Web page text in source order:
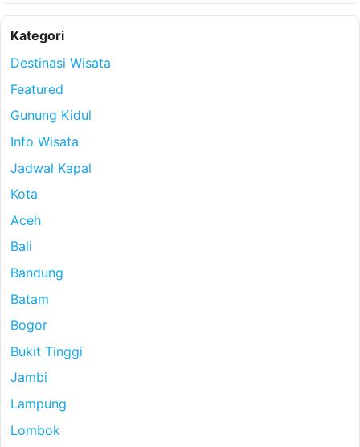
Kategori
Destinasi Wisata
Featured
Gunung Kidul
Info Wisata
Jadwal Kapal
Kota
Aceh
Bali
Bandung
Batam
Bogor
Bukit Tinggi
Jambi
Lampung
Lombok